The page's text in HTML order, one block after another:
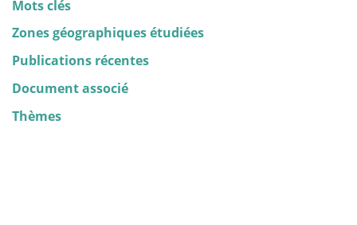
Mots clés
Zones géographiques étudiées
Publications récentes
Document associé
Thèmes